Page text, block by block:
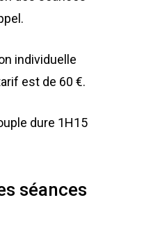
individuelle
est de 60 €.
dure 1H15
séances